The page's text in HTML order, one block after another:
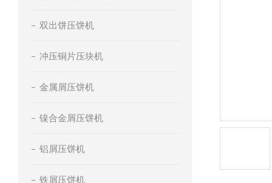
双出饼压饼机
冲压铜片压块机
金属屑压饼机
镍合金屑压饼机
铝屑压饼机
铁屑压饼机